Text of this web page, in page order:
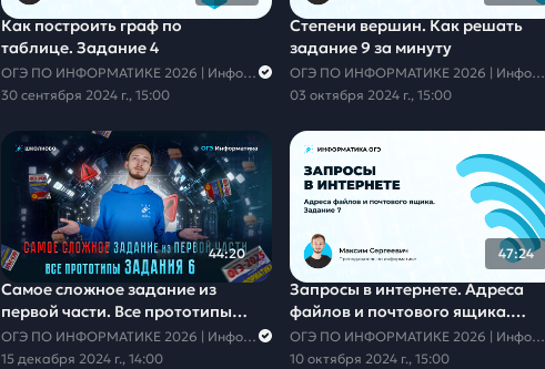
Как построить граф по
таблице. Задание 4
ОГЭ ПО ИНФОРМАТИКЕ 2026 | Информатика с Мане
30 сентября 2024 г., 15:00
Степени вершин. Как решать
задание 9 за минуту
ОГЭ ПО ИНФОРМАТИКЕ 2026 | Информатика с Мане
03 октября 2024 г., 15:00
44:20
Самое сложное задание из
первой части. Все прототипы
задания 6 | ОГЭ по информатике
ОГЭ ПО ИНФОРМАТИКЕ 2026 | Информатика с Мане
15 декабря 2024 г., 14:00
47:24
Запросы в интернете. Адреса
файлов и почтового ящика.
Задание 7
ОГЭ ПО ИНФОРМАТИКЕ 2026 | Информатика с Мане
10 октября 2024 г., 15:00